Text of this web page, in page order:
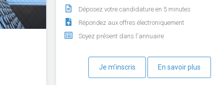
Déposez votre candidature en 5 minutes
Répondez aux offres électroniquement
Soyez présent dans l'annuaire
Je m'inscris En savoir plus